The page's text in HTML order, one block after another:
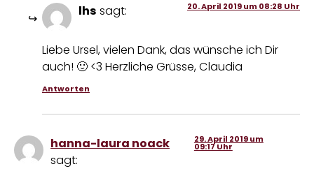
lhs sagt: 20. April 2019 um 08:28 Uhr
Liebe Ursel, vielen Dank, das wünsche ich Dir
auch! 🙂 <3 Herzliche Grüsse, Claudia
Antworten
hanna-laura noack
sagt:
29. April 2019 um
09:17 Uhr